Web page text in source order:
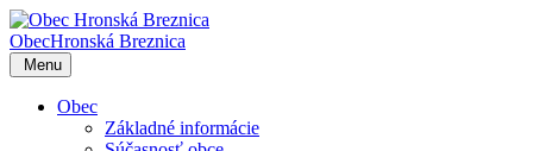
ObecHronská Breznica
Menu
Obec
Základné informácie